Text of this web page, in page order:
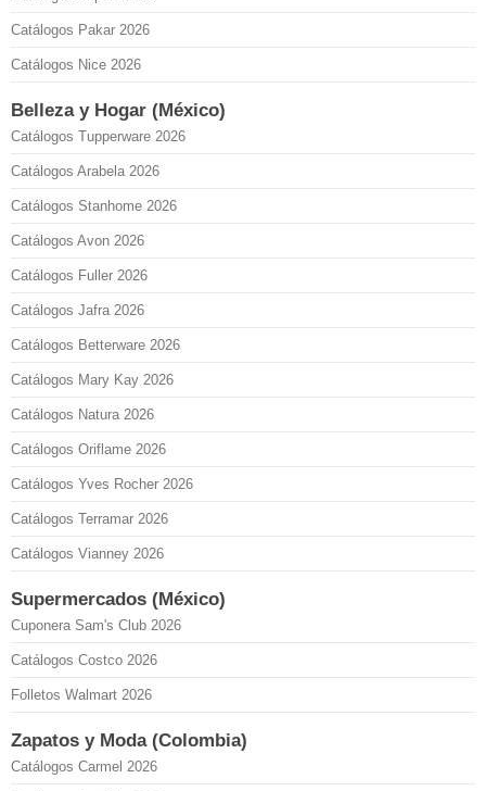
Catálogos Pakar 2026
Catálogos Nice 2026
Belleza y Hogar (México)
Catálogos Tupperware 2026
Catálogos Arabela 2026
Catálogos Stanhome 2026
Catálogos Avon 2026
Catálogos Fuller 2026
Catálogos Jafra 2026
Catálogos Betterware 2026
Catálogos Mary Kay 2026
Catálogos Natura 2026
Catálogos Oriflame 2026
Catálogos Yves Rocher 2026
Catálogos Terramar 2026
Catálogos Vianney 2026
Supermercados (México)
Cuponera Sam's Club 2026
Catálogos Costco 2026
Folletos Walmart 2026
Zapatos y Moda (Colombia)
Catálogos Carmel 2026